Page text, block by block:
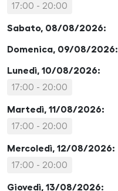
17:00 - 20:00
Sabato, 08/08/2026:
Domenica, 09/08/2026:
Lunedì, 10/08/2026:
17:00 - 20:00
Martedì, 11/08/2026:
17:00 - 20:00
Mercoledì, 12/08/2026:
17:00 - 20:00
Giovedì, 13/08/2026: